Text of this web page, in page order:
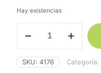
Hay existencias
Poderes
cantidad
SKU: 4176 Categoría: